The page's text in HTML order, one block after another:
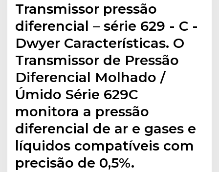
Transmissor pressão
diferencial – série 629 - C -
Dwyer Características. O
Transmissor de Pressão
Diferencial Molhado /
Úmido Série 629C
monitora a pressão
diferencial de ar e gases e
líquidos compatíveis com
precisão de 0,5%.